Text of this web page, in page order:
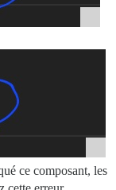
ce composant, les